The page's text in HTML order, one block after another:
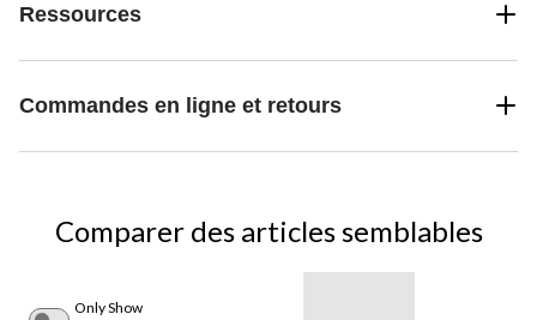
Ressources
Commandes en ligne et retours
Comparer des articles semblables
Only Show